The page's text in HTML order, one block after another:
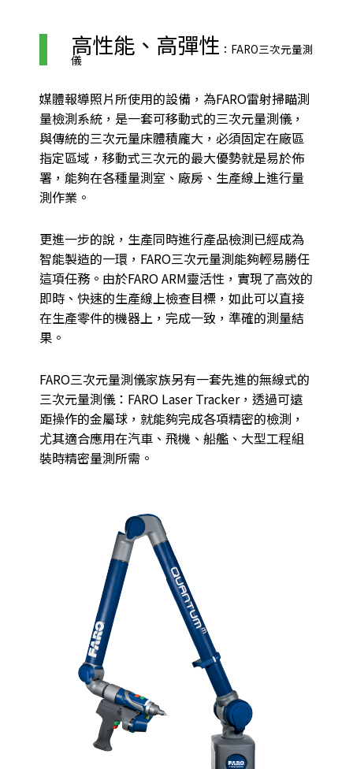
高性能、高彈性 ：FARO三次元量測
儀
媒體報導照片所使用的設備，為FARO雷射掃瞄測
量檢測系統，是一套可移動式的三次元量測儀，
與傳統的三次元量床體積龐大，必須固定在廠區
指定區域，移動式三次元的最大優勢就是易於佈
署，能夠在各種量測室、廠房、生產線上進行量
測作業。
更進一步的說，生產同時進行產品檢測已經成為
智能製造的一環，FARO三次元量測能夠輕易勝任
這項任務。由於FARO ARM靈活性，實現了高效的
即時、快速的生產線上檢查目標，如此可以直接
在生產零件的機器上，完成一致，準確的測量結
果。
FARO三次元量測儀家族另有一套先進的無線式的
三次元量測儀：FARO Laser Tracker，透過可遠
距操作的金屬球，就能夠完成各項精密的檢測，
尤其適合應用在汽車、飛機、船艦、大型工程組
裝時精密量測所需。